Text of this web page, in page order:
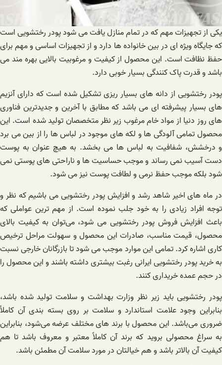
یکی از تجهیزات مهم که در تمام منازل یافت می شود پودر رختشویی است
که جایگاه ویژه ای در بین خانواده ها دارد و از تجهیزات اساسی و مهم برای
حفظ نظافت است. این محصول از کیفیت و مرغوبیت بالایی بهره مند می
باشد و قدرت پاک کنندگی بسیار خوبی دارد.
پودر رختشویی از دانه های بسیار ریزی تشکیل شده است که دارای آنزیم
های بسیار پیشرفته ای می باشد که مطابق با آخرین و جدیدترین فناوری
های روز دنیا از مواد خام مرغوب زیر نظر متخصصان تولید شده است. این
محصول تمامی آلودگی ها و لکه های موجود در لباس ها را از بین می برد
و درخشش، شفافیت به لباس ها می بخشد. به هیچ عنوان به پوست
دست آسیب نمی‌ رساند و موجب حساسیت ها و ناراحتی های پوستی نمی
شود بلکه موجب حفظ نرمی و لطافت پوست نیز می شود.
در ماه های اخیر شاهد رشد و افزایش پودر رختشویی می باشیم که نظر و
توجه افراد زیادی را به خود جلب نموده است. از مهم ترین عواملی که
باعث افزایش فروش پودر رختشویی می شود، می‌توان به کیفیت بالای
محصول، قیمت مناسب، صادرات این محصول و سهولت مراحل ترخیص
کاری اشاره کرد. تمامی این موارد موجب می شود تا بازرگانان خارجی نسبت
به خرید پودر رختشویی ایرانی رغبت بیشتری داشته باشند و این محصول را
در حجم عمده خریداری کنند.
پودر رختشویی باید زیر نظر وزارت بهداشت و سلامت تولید شده باشد،
بنابراین وجود علامت استاندارد و سلامت بر روی بسته بندی آن کاملاً
ضروری می‌باشد. این محصول با برند های مختلف عرضه می‌شود، بنابراین
به سراغ محصولی بروید که برند آن کاملاً معتبر و معروف باشد تا هم
کیفیت آن بالاتر باشد و هم خیالتان در مورد سلامت آن مطمئن باشد.